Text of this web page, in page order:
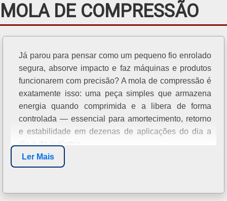
MOLA DE COMPRESSÃO
Já parou para pensar como um pequeno fio enrolado
segura, absorve impacto e faz máquinas e produtos
funcionarem com precisão? A mola de compressão é
exatamente isso: uma peça simples que armazena
energia quando comprimida e a libera de forma
controlada — essencial para amortecimento, retorno
e estabilidade em dezenas de aplicações do dia a
dia e da indústria.
Entender como escolher o tipo certo, os materiais,
Ler Mais